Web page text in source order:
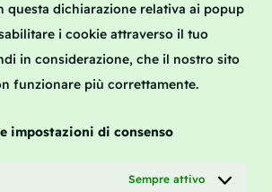
questa dichiarazione relativa ai popup
i cookie attraverso il tuo
in considerazione, che il nostro sito
funzionare più correttamente.
impostazioni di consenso
Sempre attivo